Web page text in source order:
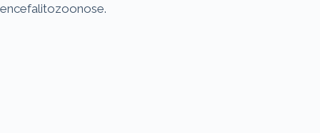
encefalitozoonose.